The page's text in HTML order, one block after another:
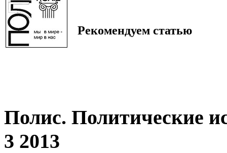
Рекомендуем статью
Полис. Политические
3 2013